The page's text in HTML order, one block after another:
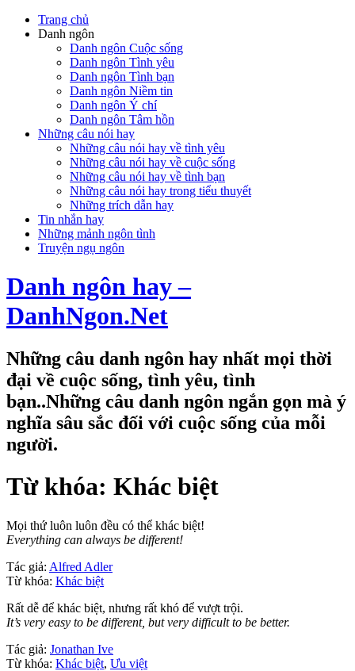
Trang chủ
Danh ngôn
Danh ngôn Cuộc sống
Danh ngôn Tình yêu
Danh ngôn Tình bạn
Danh ngôn Niềm tin
Danh ngôn Ý chí
Danh ngôn Tâm hồn
Những câu nói hay
Những câu nói hay về tình yêu
Những câu nói hay về cuộc sống
Những câu nói hay về tình bạn
Những câu nói hay trong tiểu thuyết
Những trích dẫn hay
Tin nhắn hay
Những mảnh ngôn tình
Truyện ngụ ngôn
Danh ngôn hay –
DanhNgon.Net
Những câu danh ngôn hay nhất mọi thời
đại về cuộc sống, tình yêu, tình
bạn..Những câu danh ngôn ngắn gọn mà ý
nghĩa sâu sắc đối với cuộc sống của mỗi
người.
Từ khóa: Khác biệt
Mọi thứ luôn luôn đều có thể khác biệt!
Everything can always be different!
Tác giả: Alfred Adler
Từ khóa: Khác biệt
Rất dễ để khác biệt, nhưng rất khó để vượt trội.
It’s very easy to be different, but very difficult to be better.
Tác giả: Jonathan Ive
Từ khóa: Khác biệt, Ưu việt